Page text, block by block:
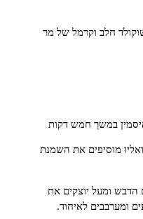
חלב וקרמל של מר
במשך חמש דקות
מוסיפים את השמנת
הדבש ומעל יוצקים את
ומערבבים לאיחוד.